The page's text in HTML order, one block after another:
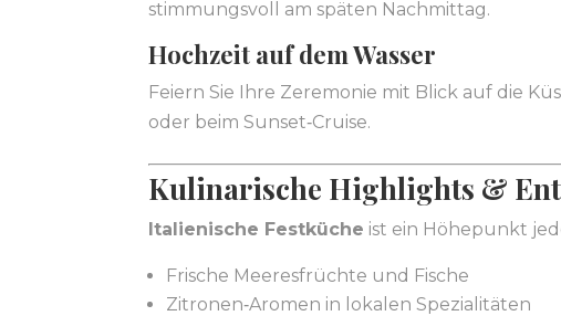
stimmungsvoll am späten Nachmittag.
Hochzeit auf dem Wasser
Feiern Sie Ihre Zeremonie mit Blick auf die
oder beim Sunset‑Cruise.
Kulinarische Highlights &
Italienische Festküche ist ein Höhepunkt
Frische Meeresfrüchte und Fische
Zitronen‑Aromen in lokalen Spezialitäten